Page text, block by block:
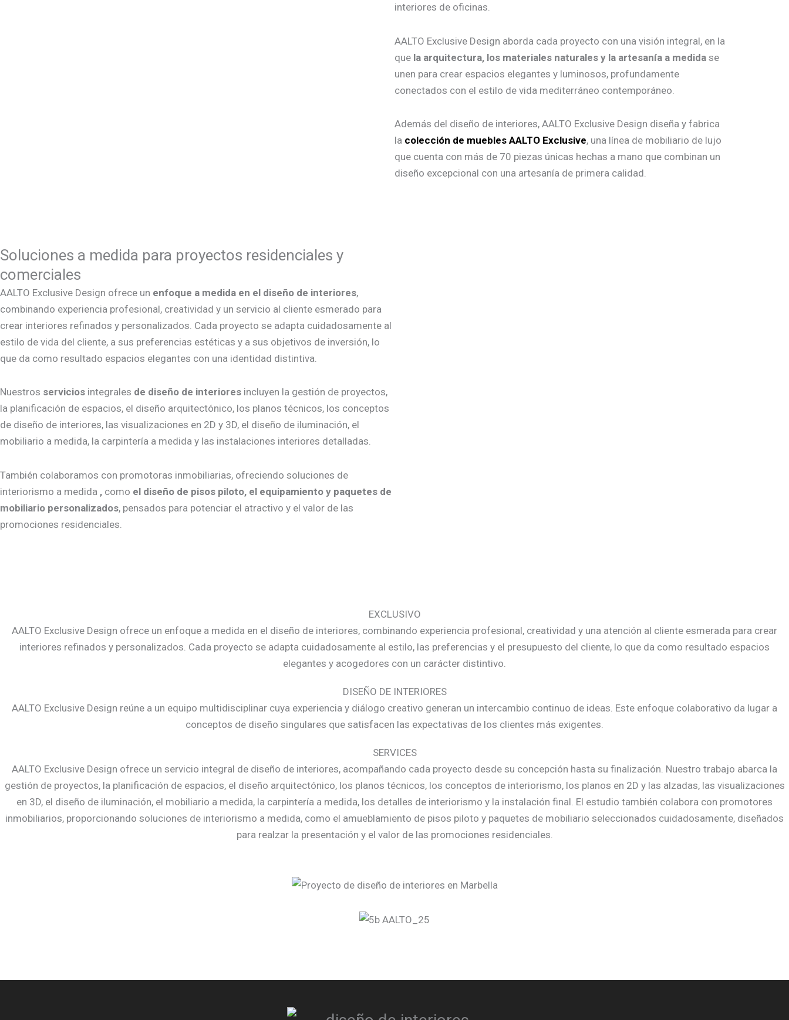
interiores de oficinas.
AALTO Exclusive Design aborda cada proyecto con una visión integral, en la
que la arquitectura, los materiales naturales y la artesanía a medida se
unen para crear espacios elegantes y luminosos, profundamente
conectados con el estilo de vida mediterráneo contemporáneo.
Además del diseño de interiores, AALTO Exclusive Design diseña y fabrica
la colección de muebles AALTO Exclusive, una línea de mobiliario de lujo
que cuenta con más de 70 piezas únicas hechas a mano que combinan un
diseño excepcional con una artesanía de primera calidad.
Soluciones a medida para proyectos residenciales y
comerciales
AALTO Exclusive Design ofrece un enfoque a medida en el diseño de interiores,
combinando experiencia profesional, creatividad y un servicio al cliente esmerado para
crear interiores refinados y personalizados. Cada proyecto se adapta cuidadosamente al
estilo de vida del cliente, a sus preferencias estéticas y a sus objetivos de inversión, lo
que da como resultado espacios elegantes con una identidad distintiva.
Nuestros servicios integrales de diseño de interiores incluyen la gestión de proyectos,
la planificación de espacios, el diseño arquitectónico, los planos técnicos, los conceptos
de diseño de interiores, las visualizaciones en 2D y 3D, el diseño de iluminación, el
mobiliario a medida, la carpintería a medida y las instalaciones interiores detalladas.
También colaboramos con promotoras inmobiliarias, ofreciendo soluciones de
interiorismo a medida , como el diseño de pisos piloto, el equipamiento y paquetes de
mobiliario personalizados, pensados para potenciar el atractivo y el valor de las
promociones residenciales.
EXCLUSIVO
AALTO Exclusive Design ofrece un enfoque a medida en el diseño de interiores, combinando experiencia profesional, creatividad y una atención al cliente esmerada para crear
interiores refinados y personalizados. Cada proyecto se adapta cuidadosamente al estilo, las preferencias y el presupuesto del cliente, lo que da como resultado espacios
elegantes y acogedores con un carácter distintivo.
DISEÑO DE INTERIORES
AALTO Exclusive Design reúne a un equipo multidisciplinar cuya experiencia y diálogo creativo generan un intercambio continuo de ideas. Este enfoque colaborativo da lugar a
conceptos de diseño singulares que satisfacen las expectativas de los clientes más exigentes.
SERVICES
AALTO Exclusive Design ofrece un servicio integral de diseño de interiores, acompañando cada proyecto desde su concepción hasta su finalización. Nuestro trabajo abarca la
gestión de proyectos, la planificación de espacios, el diseño arquitectónico, los planos técnicos, los conceptos de interiorismo, los planos en 2D y las alzadas, las visualizaciones
en 3D, el diseño de iluminación, el mobiliario a medida, la carpintería a medida, los detalles de interiorismo y la instalación final. El estudio también colabora con promotores
inmobiliarios, proporcionando soluciones de interiorismo a medida, como el amueblamiento de pisos piloto y paquetes de mobiliario seleccionados cuidadosamente, diseñados
para realzar la presentación y el valor de las promociones residenciales.